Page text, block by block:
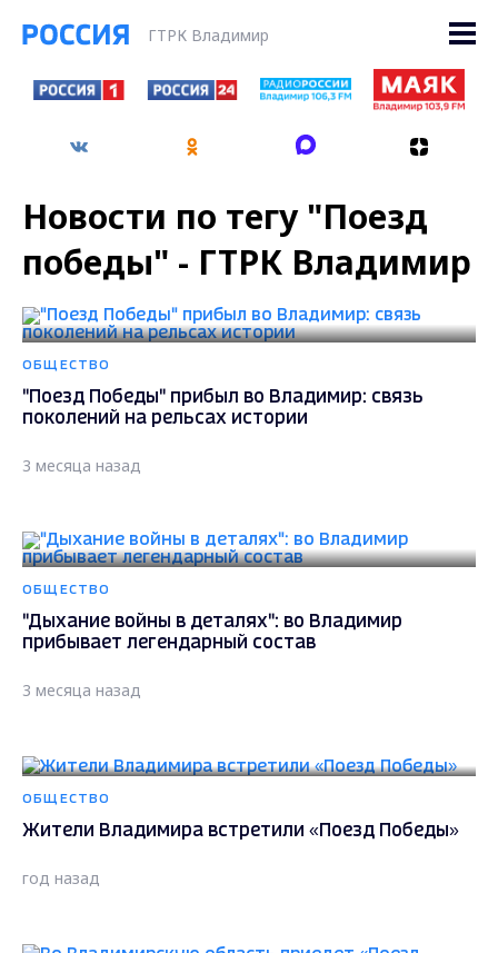
ГТРК Владимир
Новости по тегу "Поезд
победы" - ГТРК Владимир
ОБЩЕСТВО
"Поезд Победы" прибыл во Владимир: связь
поколений на рельсах истории
3 месяца назад
ОБЩЕСТВО
"Дыхание войны в деталях": во Владимир
прибывает легендарный состав
3 месяца назад
ОБЩЕСТВО
Жители Владимира встретили «Поезд Победы»
год назад